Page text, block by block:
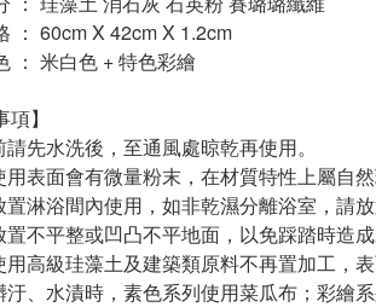
： 60cm X 42cm X 1.2cm
： 米白色 + 特色彩繪
項】
先水洗後，至通風處晾乾再使用。
表面會有微量粉末，在材質特性上屬自然
淋浴間內使用，如非乾濕分離浴室，請放
不平整或凹凸不平地面，以免踩踏時造成
用高級珪藻土及建築類原料不再置加工，
汙、水漬時，素色系列使用菜瓜布；彩繪